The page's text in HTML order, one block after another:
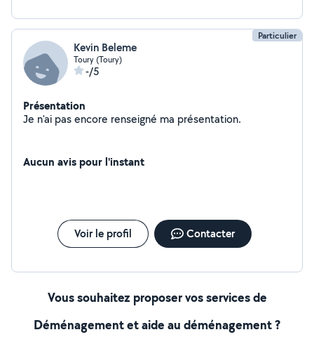
Particulier
Kevin Beleme
Toury (Toury)
-/5
Présentation
Je n'ai pas encore renseigné ma présentation.
Aucun avis pour l'instant
Voir le profil Contacter
Vous souhaitez proposer vos services de
Déménagement et aide au déménagement ?